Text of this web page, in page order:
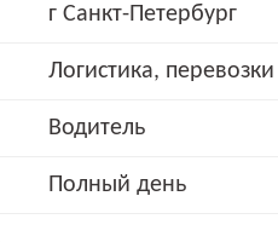
г Санкт-Петербург
Логистика, перевозки
Водитель
Полный день